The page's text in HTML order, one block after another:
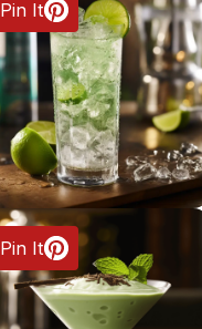
Pin It
Pin It